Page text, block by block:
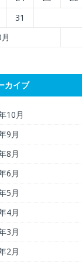
31
カイブ
10月
9月
8月
6月
5月
4月
3月
2月